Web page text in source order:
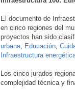
El documento de
en cinco regiones del
proyectos han sido
urbana
Educación
Infraestructura
Los cinco jurados
complejidad técnica y